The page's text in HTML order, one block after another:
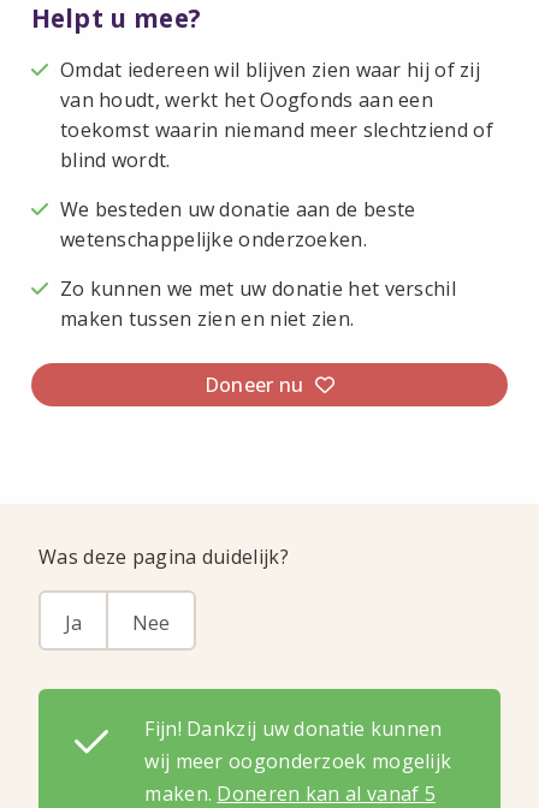
Helpt u mee?
Omdat iedereen wil blijven zien waar hij of zij
van houdt, werkt het Oogfonds aan een
toekomst waarin niemand meer slechtziend of
blind wordt.
We besteden uw donatie aan de beste
wetenschappelijke onderzoeken.
Zo kunnen we met uw donatie het verschil
maken tussen zien en niet zien.
Doneer nu
Was deze pagina duidelijk?
Ja Nee
Fijn! Dankzij uw donatie kunnen
wij meer oogonderzoek mogelijk
maken. Doneren kan al vanaf 5